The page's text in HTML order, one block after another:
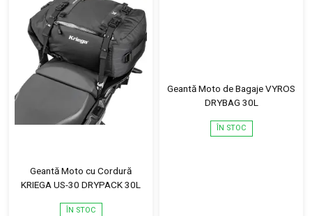
Geantă Moto cu Cordură
KRIEGA US-30 DRYPACK 30L
ÎN STOC
Geantă Moto de Bagaje VYROS
DRYBAG 30L
ÎN STOC